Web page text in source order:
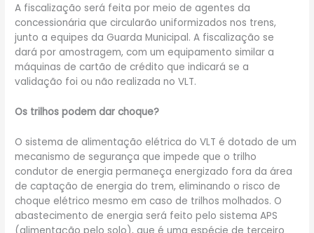
A fiscalização será feita por meio de agentes da
concessionária que circularão uniformizados nos trens,
junto a equipes da Guarda Municipal. A fiscalização se
dará por amostragem, com um equipamento similar a
máquinas de cartão de crédito que indicará se a
validação foi ou não realizada no VLT.
Os trilhos podem dar choque?
O sistema de alimentação elétrica do VLT é dotado de um
mecanismo de segurança que impede que o trilho
condutor de energia permaneça energizado fora da área
de captação de energia do trem, eliminando o risco de
choque elétrico mesmo em caso de trilhos molhados. O
abastecimento de energia será feito pelo sistema APS